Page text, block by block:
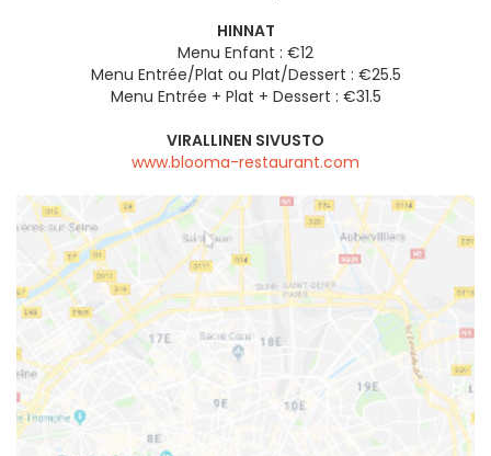
HINNAT
Menu Enfant : €12
Menu Entrée/Plat ou Plat/Dessert : €25.5
Menu Entrée + Plat + Dessert : €31.5
VIRALLINEN SIVUSTO
www.blooma-restaurant.com